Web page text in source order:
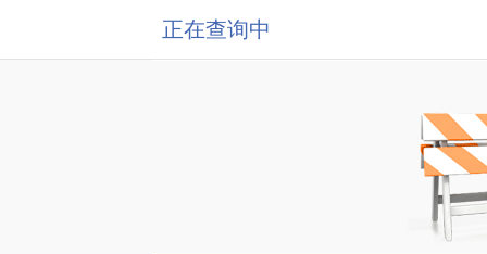
正在查询中